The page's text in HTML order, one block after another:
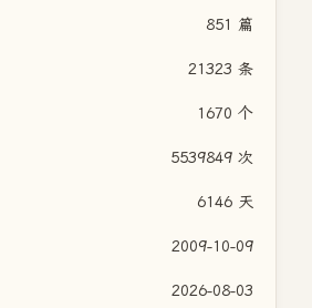
851 篇
21323 条
1670 个
5539849 次
6146 天
2009-10-09
2026-08-03